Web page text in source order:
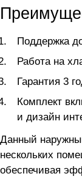
Поддержка
Работа на
Гарантия 3
Комплект
и дизайн
Данный
нескольких
обеспечивая